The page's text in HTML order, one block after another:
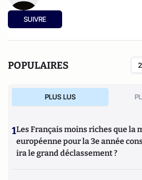
SUIVRE
POPULAIRES
PLUS LUS
1Les Français moins riches que la
européenne pour la 3e année
ira le grand déclassement ?